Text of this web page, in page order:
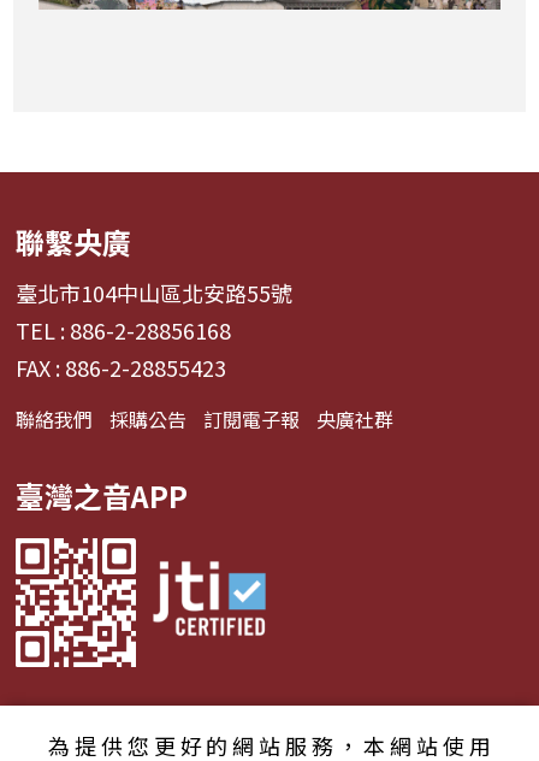
聯繫央廣
臺北市104中山區北安路55號
TEL : 886-2-28856168
FAX : 886-2-28855423
聯絡我們 採購公告 訂閱電子報 央廣社群
臺灣之音APP
為提供您更好的網站服務，本網站使用